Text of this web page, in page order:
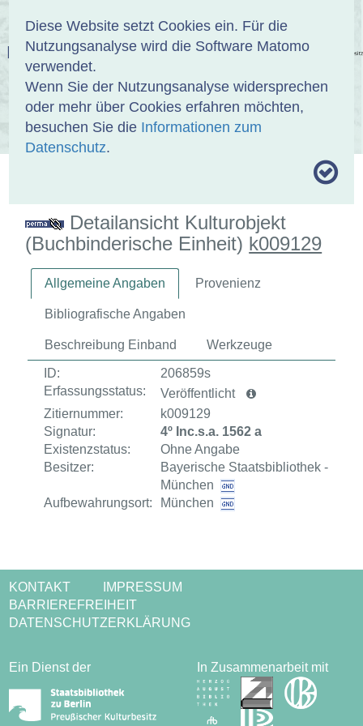
Diese Website setzt Cookies ein. Für die
Nutzungsanalyse wird die Software Matomo
verwendet.
Wenn Sie der Nutzungsanalyse widersprechen
oder mehr über Cookies erfahren möchten,
besuchen Sie die Informationen zum
Datenschutz.
EINBANDDATENBANK
ÜBER UNS SAMMLUNGEN SUCHE
Detailansicht Kulturobjekt
(Buchbinderische Einheit) k009129
Allgemeine Angaben Provenienz
Bibliografische Angaben
Beschreibung Einband Werkzeuge
ID:
206859s
Erfassungsstatus:
Veröffentlicht
Zitiernummer:
k009129
Signatur:
4º Inc.s.a. 1562 a
Existenzstatus:
Ohne Angabe
Besitzer:
Bayerische Staatsbibliothek -
München
Aufbewahrungsort:
München
KONTAKT
IMPRESSUM
BARRIEREFREIHEIT
DATENSCHUTZERKLÄRUNG
Ein Dienst der In Zusammenarbeit mit